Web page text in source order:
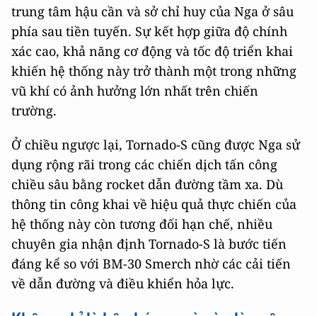
trung tâm hậu cần và sở chỉ huy của Nga ở sâu
phía sau tiền tuyến. Sự kết hợp giữa độ chính
xác cao, khả năng cơ động và tốc độ triển khai
khiến hệ thống này trở thành một trong những
vũ khí có ảnh hưởng lớn nhất trên chiến
trường.
Ở chiều ngược lại, Tornado-S cũng được Nga sử
dụng rộng rãi trong các chiến dịch tấn công
chiều sâu bằng rocket dẫn đường tầm xa. Dù
thông tin công khai về hiệu quả thực chiến của
hệ thống này còn tương đối hạn chế, nhiều
chuyên gia nhận định Tornado-S là bước tiến
đáng kể so với BM-30 Smerch nhờ các cải tiến
về dẫn đường và điều khiển hỏa lực.